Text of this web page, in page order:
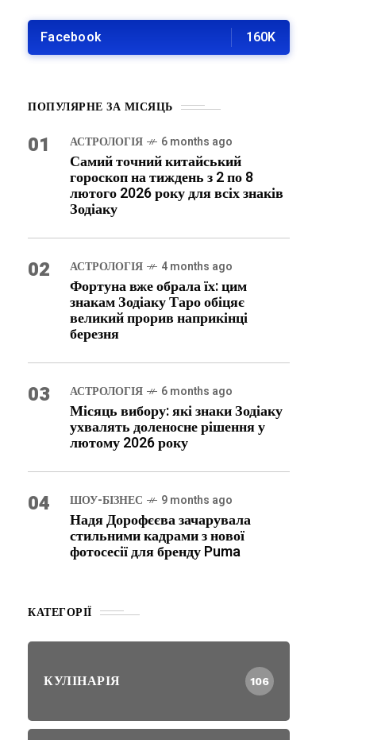
Facebook 160K
ПОПУЛЯРНЕ ЗА МІСЯЦЬ
01 АСТРОЛОГІЯ 6 months ago
Самий точний китайський
гороскоп на тиждень з 2 по 8
лютого 2026 року для всіх знаків
Зодіаку
02 АСТРОЛОГІЯ 4 months ago
Фортуна вже обрала їх: цим
знакам Зодіаку Таро обіцяє
великий прорив наприкінці
березня
03 АСТРОЛОГІЯ 6 months ago
Місяць вибору: які знаки Зодіаку
ухвалять доленосне рішення у
лютому 2026 року
04 ШОУ-БІЗНЕС 9 months ago
Надя Дорофєєва зачарувала
стильними кадрами з нової
фотосесії для бренду Puma
КАТЕГОРІЇ
КУЛІНАРІЯ 106